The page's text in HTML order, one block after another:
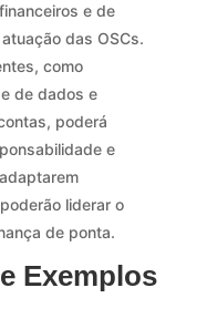
e de
das OSCs.
como
de dados e
poderá
e
liderar o
de ponta.
Exemplos